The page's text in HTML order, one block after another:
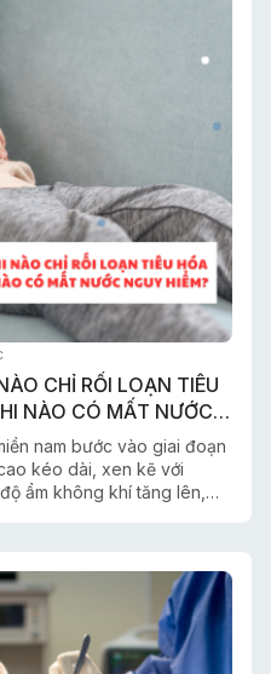
CHỈ RỐI LOẠN TIÊU
NÀO CÓ MẤT NƯỚC
nam bước vào giai đoạn
kéo dài, xen kẽ với
ẩm không khí tăng lên,
sốt xuất huyết, mất nước